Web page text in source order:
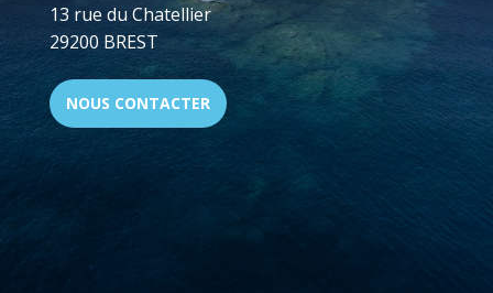
13 rue du Chatellier
29200 BREST
NOUS CONTACTER